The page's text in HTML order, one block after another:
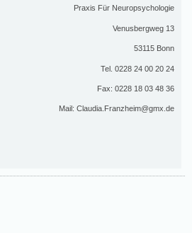
Praxis Für Neuropsychologie
Venusbergweg 13
53115 Bonn
Tel. 0228 24 00 20 24
Fax: 0228 18 03 48 36
Mail: Claudia.Franzheim@gmx.de